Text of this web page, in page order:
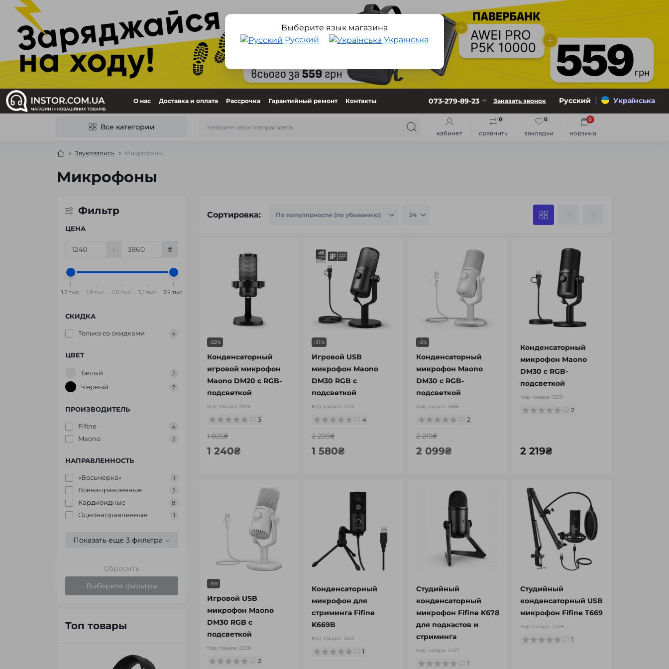
О нас Доставка и оплата Рассрочка Гарантийный ремонт Контакты 073-279-89-23 Заказать звонок Русский | Українська
Все категории
кабинет сравнить
0
закладки
0
корзина
0
Звукозапись Микрофоны
Микрофоны
Выберите язык магазина
Русский
Українська
Фильтр
ЦЕНА
- ₴
1,2 тыс. 1,9 тыс. 2,6 тыс. 3,2 тыс. 3,9 тыс.
СКИДКА
Только со cкидками 4
ЦВЕТ
Белый 2
Черный 7
ПРОИЗВОДИТЕЛЬ
Fifine 4
Maono 5
НАПРАВЛЕННОСТЬ
«Восьмерка» 1
Всенаправленные 2
Кардиоидные 8
Однонаправленные 1
Показать еще 3 фильтра
Сбросить
Выберите фильтры
Топ товары
Сортировка:
-32%
Конденсаторный
игровой микрофон
Maono DM20 с RGB-
подсветкой
Код товара: 1949
3
1 825₴
1 240₴
-31%
Игровой USB
микрофон Maono
DM30 RGB с
подсветкой
Код товара: 2125
4
2 299₴
1 580₴
-5%
Конденсаторный
микрофон Maono
DM30 с RGB-
подсветкой
Код товара: 1666
2
2 219₴
2 099₴
Конденсаторный
микрофон Maono
DM30 с RGB-
подсветкой
Код товара:1659
2
2 219₴
-5%
Игровой USB
микрофон Maono
DM30 RGB с
подсветкой
Код товара: 2236
2
Конденсаторный
микрофон для
стриминга Fifine
K669B
Код товара: 1653
1
Студийный
конденсаторный
микрофон Fifine K678
для подкастов и
стриминга
Код товара: 1427
1
Студийный
конденсаторный USB
микрофон Fifine T669
Код товара:1428
1